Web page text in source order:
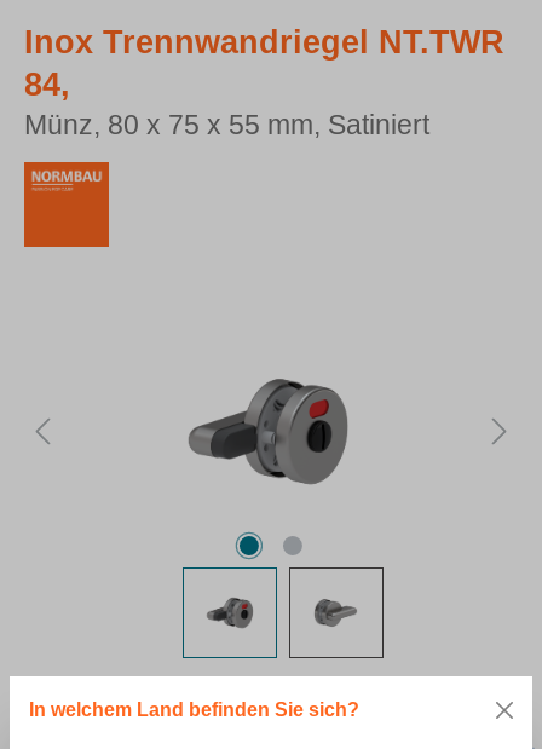
Inox Trennwandriegel NT.TWR
84,
Münz, 80 x 75 x 55 mm, Satiniert
50,50 €*
In welchem Land befinden Sie sich?